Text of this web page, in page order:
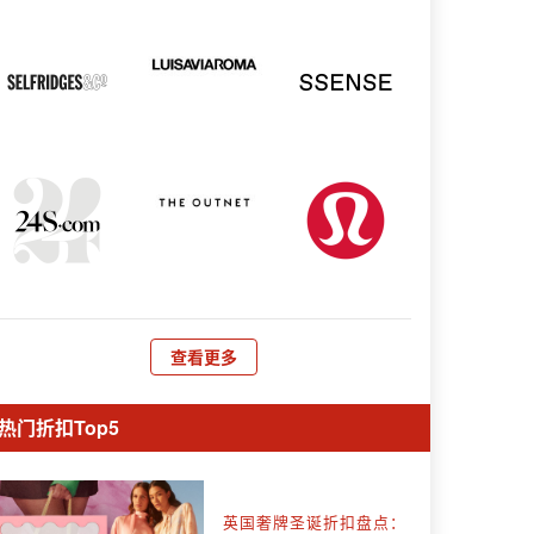
查看更多
门折扣Top5
英国奢牌圣诞折扣盘点：